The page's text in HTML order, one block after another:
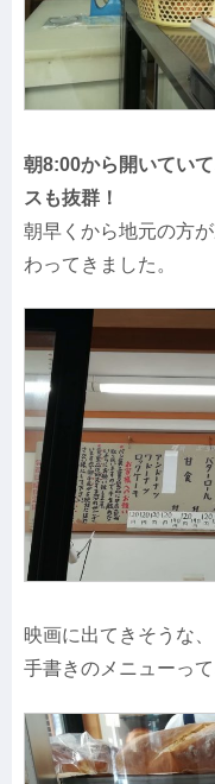
朝8:00から開いてい
スも抜群！
朝早くから地元の方
わってきました。
映画に出てきそうな
手書きのメニューっ